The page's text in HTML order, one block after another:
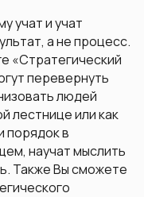
учат и учат
а не процесс.
«Стратегический
перевернуть
людей
лестнице или как
порядок в
научат мыслить
Также Вы сможете